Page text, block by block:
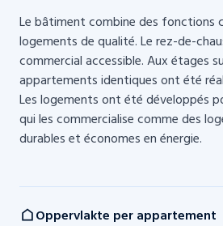
Le bâtiment combine des fonctions
logements de qualité. Le rez-de-
commercial accessible. Aux étages
appartements identiques ont été
Les logements ont été développés
qui les commercialise comme des
durables et économes en énergie.
Oppervlakte per appartement